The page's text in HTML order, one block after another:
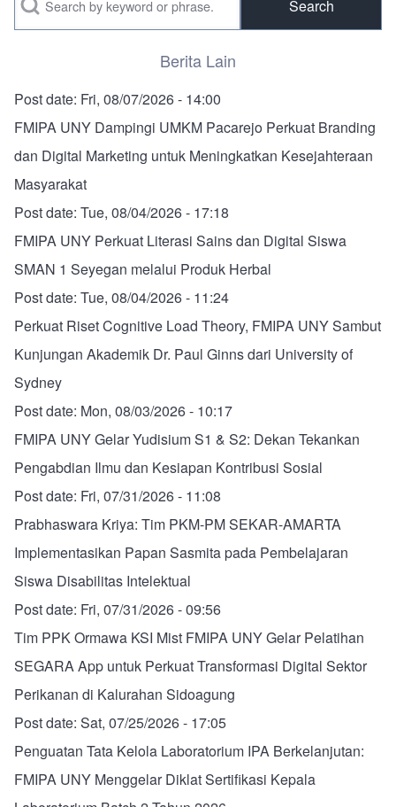
Berita Lain
Post date: Fri, 08/07/2026 - 14:00
FMIPA UNY Dampingi UMKM Pacarejo Perkuat Branding
dan Digital Marketing untuk Meningkatkan Kesejahteraan
Masyarakat
Post date: Tue, 08/04/2026 - 17:18
FMIPA UNY Perkuat Literasi Sains dan Digital Siswa
SMAN 1 Seyegan melalui Produk Herbal
Post date: Tue, 08/04/2026 - 11:24
Perkuat Riset Cognitive Load Theory, FMIPA UNY Sambut
Kunjungan Akademik Dr. Paul Ginns dari University of
Sydney
Post date: Mon, 08/03/2026 - 10:17
FMIPA UNY Gelar Yudisium S1 & S2: Dekan Tekankan
Pengabdian Ilmu dan Kesiapan Kontribusi Sosial
Post date: Fri, 07/31/2026 - 11:08
Prabhaswara Kriya: Tim PKM-PM SEKAR-AMARTA
Implementasikan Papan Sasmita pada Pembelajaran
Siswa Disabilitas Intelektual
Post date: Fri, 07/31/2026 - 09:56
Tim PPK Ormawa KSI Mist FMIPA UNY Gelar Pelatihan
SEGARA App untuk Perkuat Transformasi Digital Sektor
Perikanan di Kalurahan Sidoagung
Post date: Sat, 07/25/2026 - 17:05
Penguatan Tata Kelola Laboratorium IPA Berkelanjutan:
FMIPA UNY Menggelar Diklat Sertifikasi Kepala